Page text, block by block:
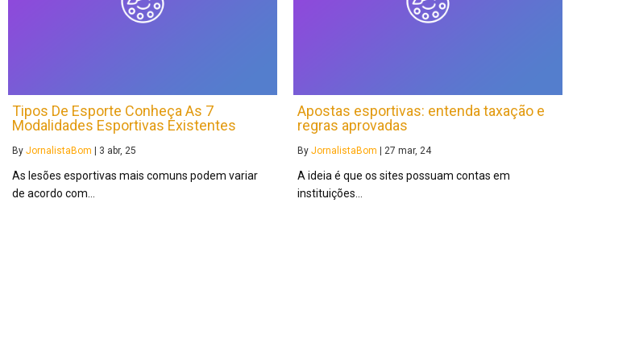
Tipos De Esporte Conheça As 7
Modalidades Esportivas Existentes
By JornalistaBom | 3 abr, 25
As lesões esportivas mais comuns podem variar
de acordo com…
Apostas esportivas: entenda taxação e
regras aprovadas
By JornalistaBom | 27 mar, 24
A ideia é que os sites possuam contas em
instituições…